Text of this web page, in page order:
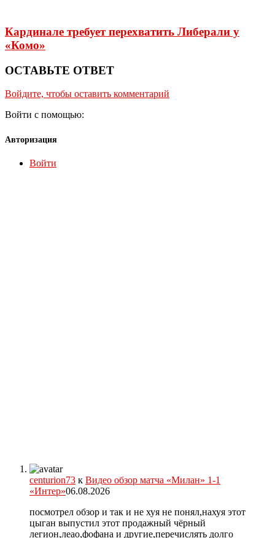
Кардинале требует перехватить Либерали у
«Комо»
ОСТАВЬТЕ ОТВЕТ
Войдите, чтобы оставить комментарий
Войти с помощью:
Авторизация
Войти
centurion73 к Видео обзор матча «Милан» 1-1
«Интер»06.08.2026
посмотрел обзор и так и не хуя не понял,нахуя этот
цыган выпустил этот продажный чёрный
легион,леао,фофана и другие,перечислять долго